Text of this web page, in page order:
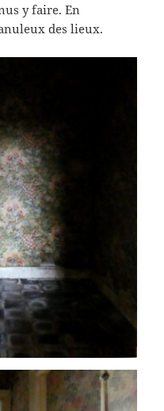
y faire. En
des lieux.